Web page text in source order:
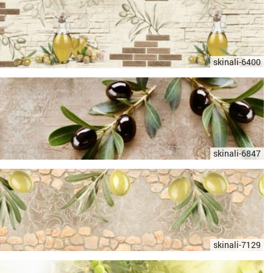
skinali-6400
skinali-6847
skinali-7129